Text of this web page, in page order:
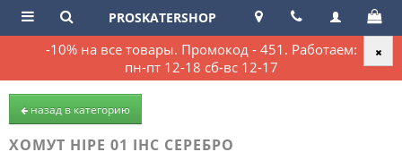
-10% на все товары. Промокод - 451. Работаем:
пн-пт 12-18 сб-вс 12-17
PROSKATERSHOP
назад в категорию
ХОМУТ HIPE 01 IHC СЕРЕБРО